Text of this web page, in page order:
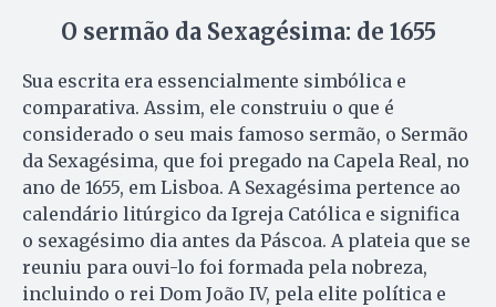
O sermão da Sexagésima: de 1655
Sua escrita era essencialmente simbólica e
comparativa. Assim, ele construiu o que é
considerado o seu mais famoso sermão, o Sermão
da Sexagésima, que foi pregado na Capela Real, no
ano de 1655, em Lisboa. A Sexagésima pertence ao
calendário litúrgico da Igreja Católica e significa
o sexagésimo dia antes da Páscoa. A plateia que se
reuniu para ouvi-lo foi formada pela nobreza,
incluindo o rei Dom João IV, pela elite política e